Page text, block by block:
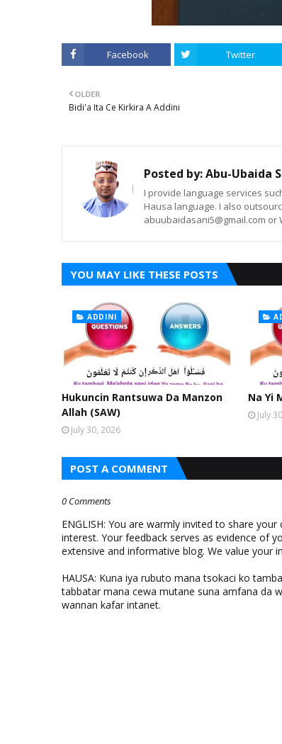
Facebook Twitter
OLDER
Bidi'a Ita Ce Kirkira A Addini
Posted by:Abu-Ubaida
I provide language services
Hausa language. I also
abuubaidasani5@gmail.com or
YOU MAY LIKE THESE POSTS
ADDINI
Hukuncin Rantsuwa Da Manzon
Allah (SAW)
July 30, 2026
Na Yi
July
POST A COMMENT
0 Comments
ENGLISH: You are warmly invited to share
interest. Your feedback serves as evidence of
extensive and informative blog. We value your
HAUSA: Kuna iya rubuto mana tsokaci ko
tabbatar mana cewa mutane suna amfana da
wannan kafar intanet.